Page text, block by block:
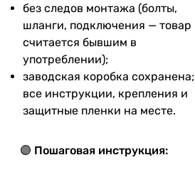
без следов монтажа (болты,
шланги, подключения — товар
считается бывшим в
употреблении);
заводская коробка сохранена;
все инструкции, крепления и
защитные пленки на месте.
🟣 Пошаговая инструкция: